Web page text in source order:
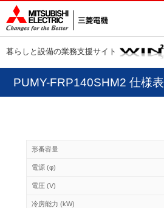
暮らしと設備の業務支援サイト
PUMY-FRP140SHM2 仕様表
形番容量
電源 (φ)
電圧 (V)
冷房能力 (kW)